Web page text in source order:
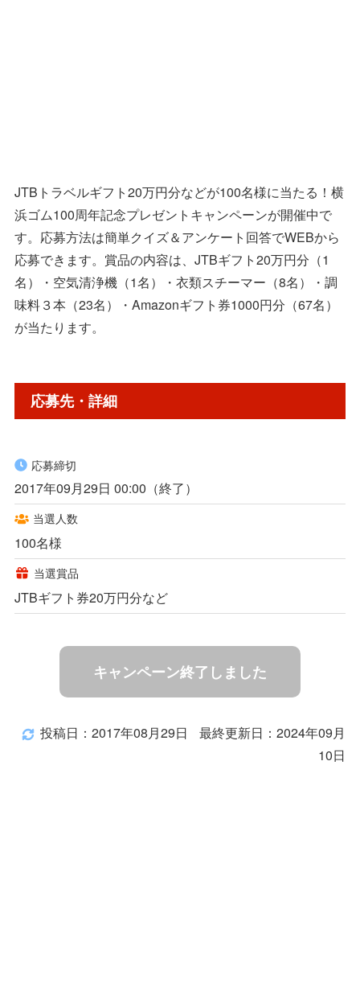
JTBトラベルギフト20万円分などが100名様に当たる！横
浜ゴム100周年記念プレゼントキャンペーンが開催中で
す。応募方法は簡単クイズ＆アンケート回答でWEBから
応募できます。賞品の内容は、JTBギフト20万円分（1
名）・空気清浄機（1名）・衣類スチーマー（8名）・調
味料３本（23名）・Amazonギフト券1000円分（67名）
が当たります。
応募先・詳細
応募締切
2017年09月29日 00:00（終了）
当選人数
100名様
当選賞品
JTBギフト券20万円分など
キャンペーン終了しました
投稿日：2017年08月29日
最終更新日：2024年09月
10日